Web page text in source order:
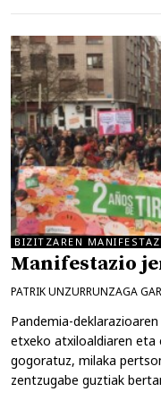
BIZITZAREN
Manifestazio
PATRIK UNZURRUNZAGA
Pandemia-
etxeko atxiloaldiaren eta
gogoratuz, milaka
zentzugabe guztiak